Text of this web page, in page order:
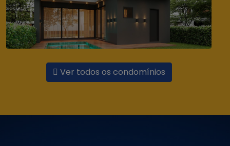
Ver todos os condomínios